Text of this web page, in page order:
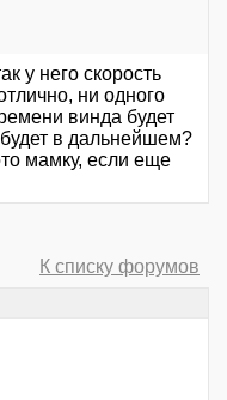
у него скорость
ни одного
винда будет
в дальнейшем?
мамку, если еще
К списку форумов